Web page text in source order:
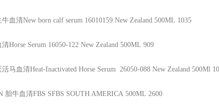
牛血清New born calf serum 16010159 New Zealand 500ML 1035
Horse Serum 16050-122 New Zealand 500ML 909
马血清Heat-Inactivated Horse Serum 26050-088 New Zealand 500Ml
胎牛血清FBS SFBS SOUTH AMERICA 500ML 2600